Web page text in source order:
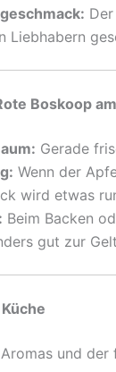
Liebhabern
Boskoop
Gerade
Wenn der
wird etwas
Beim Backen
gut zur
und